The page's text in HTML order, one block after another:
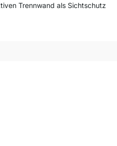
Trennwand als Sichtschutz